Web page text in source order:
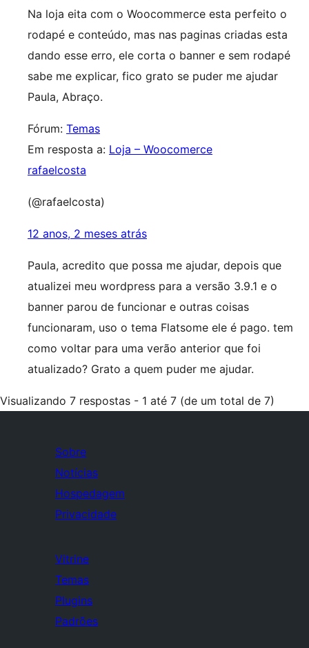
Na loja eita com o Woocommerce esta perfeito o
rodapé e conteúdo, mas nas paginas criadas esta
dando esse erro, ele corta o banner e sem rodapé
sabe me explicar, fico grato se puder me ajudar
Paula, Abraço.
Fórum: Temas
Em resposta a: Loja – Woocomerce
rafaelcosta
(@rafaelcosta)
12 anos, 2 meses atrás
Paula, acredito que possa me ajudar, depois que
atualizei meu wordpress para a versão 3.9.1 e o
banner parou de funcionar e outras coisas
funcionaram, uso o tema Flatsome ele é pago. tem
como voltar para uma verão anterior que foi
atualizado? Grato a quem puder me ajudar.
Visualizando 7 respostas - 1 até 7 (de um total de 7)
Sobre
Notícias
Hospedagem
Privacidade
Vitrine
Temas
Plugins
Padrões